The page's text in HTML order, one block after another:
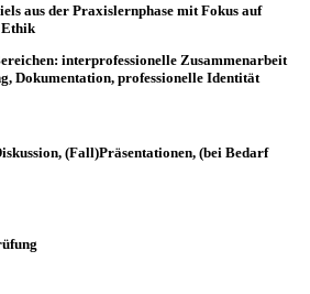
aus der Praxislernphase mit Fokus auf
Ethik
interprofessionelle Zusammenarbeit
Dokumentation, professionelle Identität
(Fall)Präsentationen, (bei Bedarf